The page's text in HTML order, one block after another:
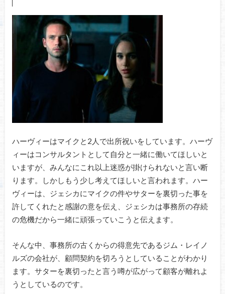
ハーヴィーはマイクと2人で出所祝いをしています。ハーヴ
ィーはコンサルタントとして自分と一緒に働いてほしいと
いますが、みんなにこれ以上迷惑が掛けられないと言い断
ります。しかしもう少し考えてほしいと言われます。ハー
ヴィーは、ジェシカにマイクの件やサターを裏切った事を
許してくれたと感謝の意を伝え、ジェシカは事務所の存続
の危機だから一緒に頑張っていこうと伝えます。
そんな中、事務所の古くからの得意先であるジム・レイノ
ルズの会社が、顧問契約を切ろうとしていることがわかり
ます。サターを裏切ったと言う噂が広がって顧客が離れよ
うとしているのです。